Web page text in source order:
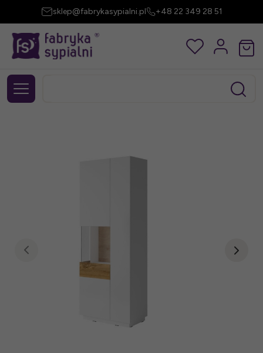
sklep@fabrykasypialni.pl +48 22 349 28 51